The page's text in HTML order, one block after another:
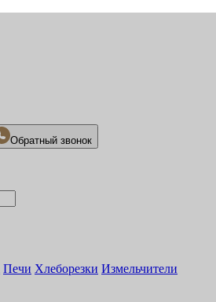
Обратный звонок
Печи Хлеборезки Измельчители